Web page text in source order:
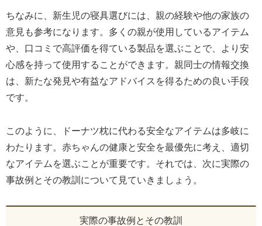
ちなみに、新生児の寝具選びには、親の経験や他の家族の
意見も参考になります。多くの親が使用しているアイテム
や、口コミで高評価を得ている製品を選ぶことで、より安
心感を持って使用することができます。親同士の情報交換
は、新たな発見や有益なアドバイスを得るための良い手段
です。
このように、ドーナツ枕に代わる安全なアイテムは多岐に
わたります。赤ちゃんの健康と安全を最優先に考え、適切
なアイテムを選ぶことが重要です。それでは、次に実際の
事故例とその教訓について見ていきましょう。
実際の事故例とその教訓